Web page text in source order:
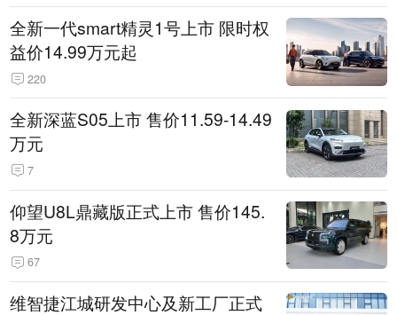
全新一代smart精灵1号上市 限时权
益价14.99万元起
220
全新深蓝S05上市 售价11.59-14.49
万元
7
仰望U8L鼎藏版正式上市 售价145.
8万元
67
维智捷江城研发中心及新工厂正式